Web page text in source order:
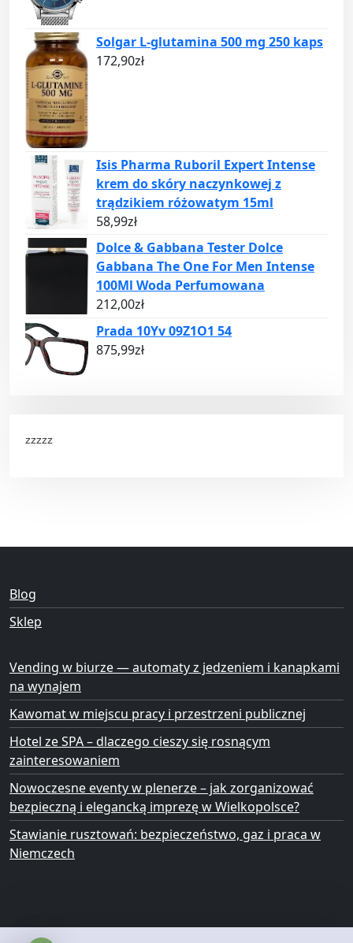
Solgar L-glutamina 500 mg 250 kaps
172,90zł
Isis Pharma Ruboril Expert Intense
krem do skóry naczynkowej z
trądzikiem różowatym 15ml
58,99zł
Dolce & Gabbana Tester Dolce
Gabbana The One For Men Intense
100Ml Woda Perfumowana
212,00zł
Prada 10Yv 09Z1O1 54
875,99zł
zzzzz
Blog
Sklep
Vending w biurze — automaty z jedzeniem i kanapkami
na wynajem
Kawomat w miejscu pracy i przestrzeni publicznej
Hotel ze SPA – dlaczego cieszy się rosnącym
zainteresowaniem
Nowoczesne eventy w plenerze – jak zorganizować
bezpieczną i elegancką imprezę w Wielkopolsce?
Stawianie rusztowań: bezpieczeństwo, gaz i praca w
Niemczech